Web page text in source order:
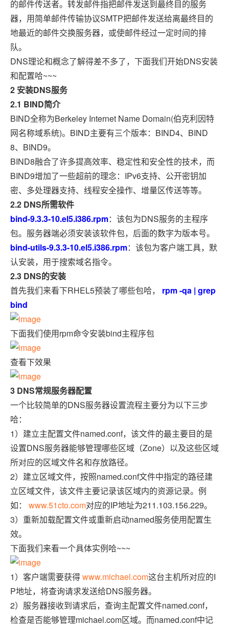
的邮件传送者。转发邮件指把邮件发送到最终目的服务
器，用简单邮件传输协议SMTP把邮件发送给离最终目的
地最近的邮件交换服务器，或使邮件经过一定时间的排
队。
DNS理论和概念了解得差不多了，下面我们开始DNS安装
和配置哈~~~
2 安装DNS服务
2.1 BIND简介
BIND全称为Berkeley Internet Name Domain(伯克利因特
网名称域系统)。BIND主要有三个版本：BIND4、BIND
8、BIND9。
BIND8融合了许多提高效率、稳定性和安全性的技术，而
BIND9增加了一些超前的理念：IPv6支持、公开密钥加
密、多处理器支持、线程安全操作、增量区传送等等。
2.2 DNS所需软件
bind-9.3.3-10.el5.i386.rpm：该包为DNS服务的主程序
包。服务器端必须安装该软件包，后面的数字为版本号。
bind-utils-9.3.3-10.el5.i386.rpm：该包为客户端工具，默
认安装，用于搜索域名指令。
2.3 DNS的安装
首先我们来看下RHEL5预装了哪些包哈， rpm -qa | grep
bind
下面我们使用rpm命令安装bind主程序包
查看下效果
3 DNS常规服务器配置
一个比较简单的DNS服务器设置流程主要分为以下三步
哈：
1）建立主配置文件named.conf，该文件的最主要目的是
设置DNS服务器能够管理哪些区域（Zone）以及这些区域
所对应的区域文件名和存放路径。
2）建立区域文件，按照named.conf文件中指定的路径建
立区域文件，该文件主要记录该区域内的资源记录。例
如： www.51cto.com对应的IP地址为211.103.156.229。
3）重新加载配置文件或重新启动named服务使用配置生
效。
下面我们来看一个具体实例哈~~~
1）客户端需要获得www.michael.com这台主机所对应的I
P地址，将查询请求发送给DNS服务器。
2）服务器接收到请求后，查询主配置文件named.conf，
检查是否能够管理michael.com区域。而named.conf中记